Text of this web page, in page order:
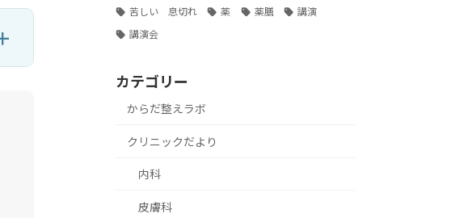
苦しい 息切れ
薬 薬膳
講演
講演会
カテゴリー
からだ整えラボ
クリニックだより
内科
皮膚科